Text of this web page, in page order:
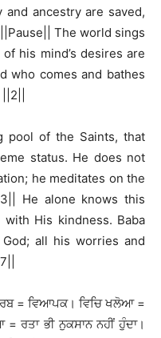
ancestry are saved,
The world sings
his mind’s desires are
who comes and bathes
pool of the Saints, that
status. He does not
he meditates on the
He alone knows this
His kindness. Baba
all his worries and
= ਵਿਆਪਕ। ਵਿਚਿ ਖਲੋਆ =
ਰਤਾ ਭੀ ਨੁਕਸਾਨ ਨਹੀਂ ਹੁੰਦਾ।